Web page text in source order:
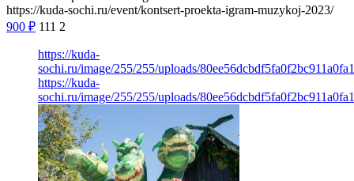
https://kuda-sochi.ru/event/kontsert-proekta-igram-muzykoj-2023/
900 ₽ 111 2
https://kuda-
sochi.ru/image/255/255/uploads/
https://kuda-
sochi.ru/image/255/255/uploads/